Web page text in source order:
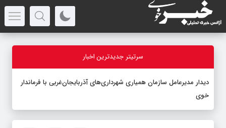
سرتیتر جدیدترین اخبار
دیدار مدیرعامل سازمان همیاری شهرداری‌های آذربایجان‌غربی با فرماندار
خوی